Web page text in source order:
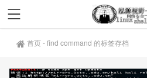
首页-find command 的标签存档